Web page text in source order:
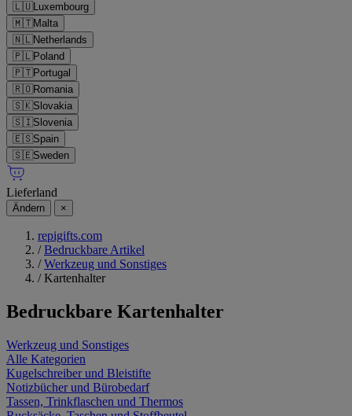
🇱🇺Luxembourg
🇲🇹Malta
🇳🇱Netherlands
🇵🇱Poland
🇵🇹Portugal
🇷🇴Romania
🇸🇰Slovakia
🇸🇮Slovenia
🇪🇸Spain
🇸🇪Sweden
Lieferland
Ändern ×
repigifts.com
/ Bedruckbare Artikel
/ Werkzeug und Sonstiges
/ Kartenhalter
Bedruckbare Kartenhalter
Werkzeug und Sonstiges
Alle Kategorien
Kugelschreiber und Bleistifte
Notizbücher und Bürobedarf
Tassen, Trinkflaschen und Thermos